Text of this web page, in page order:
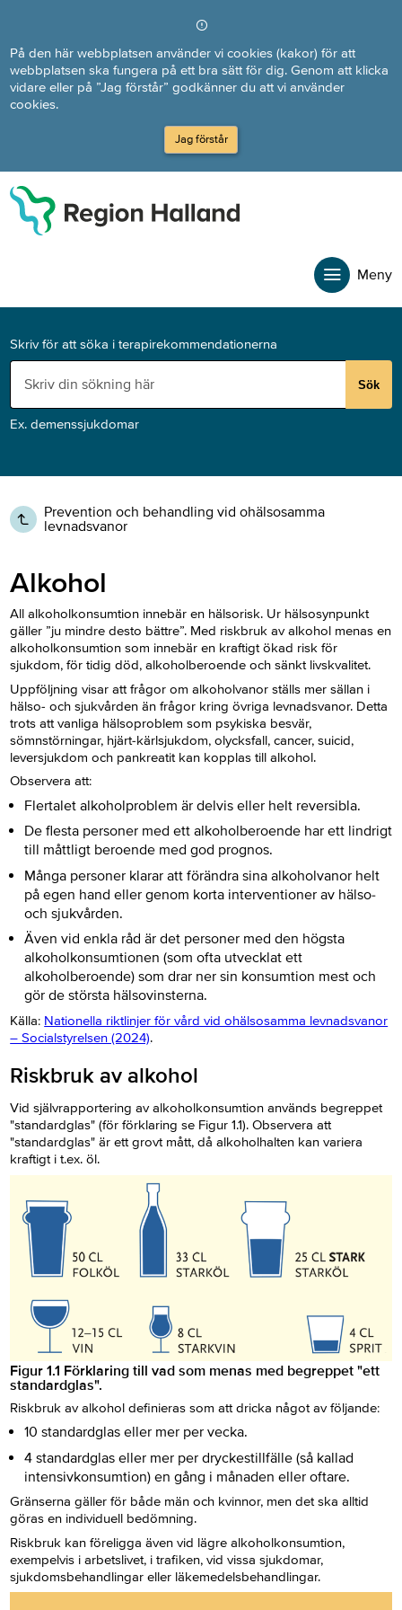
På den här webbplatsen använder vi cookies (kakor) för att
webbplatsen ska fungera på ett bra sätt för dig. Genom att klicka
vidare eller på ”Jag förstår” godkänner du att vi använder
cookies.
Jag förstår
Meny
Skriv för att söka i terapirekommendationerna
Sök
Ex. demenssjukdomar
Prevention och behandling vid ohälsosamma
levnadsvanor
Alkohol
All alkoholkonsumtion innebär en hälsorisk. Ur hälsosynpunkt
gäller ”ju mindre desto bättre”. Med riskbruk av alkohol menas en
alkoholkonsumtion som innebär en kraftigt ökad risk för
sjukdom, för tidig död, alkoholberoende och sänkt livskvalitet.
Uppföljning visar att frågor om alkoholvanor ställs mer sällan i
hälso- och sjukvården än frågor kring övriga levnadsvanor. Detta
trots att vanliga hälsoproblem som psykiska besvär,
sömnstörningar, hjärt-kärlsjukdom, olycksfall, cancer, suicid,
leversjukdom och pankreatit kan kopplas till alkohol.
Observera att:
Flertalet alkoholproblem är delvis eller helt reversibla.
De flesta personer med ett alkoholberoende har ett lindrigt
till måttligt beroende med god prognos.
Många personer klarar att förändra sina alkoholvanor helt
på egen hand eller genom korta interventioner av hälso-
och sjukvården.
Även vid enkla råd är det personer med den högsta
alkoholkonsumtionen (som ofta utvecklat ett
alkoholberoende) som drar ner sin konsumtion mest och
gör de största hälsovinsterna.
Källa: Nationella riktlinjer för vård vid ohälsosamma levnadsvanor
– Socialstyrelsen (2024).
Riskbruk av alkohol
Vid självrapportering av alkoholkonsumtion används begreppet
"standardglas" (för förklaring se Figur 1.1). Observera att
"standardglas" är ett grovt mått, då alkoholhalten kan variera
kraftigt i t.ex. öl.
Figur 1.1 Förklaring till vad som menas med begreppet "ett
standardglas".
Riskbruk av alkohol definieras som att dricka något av följande:
10 standardglas eller mer per vecka.
4 standardglas eller mer per dryckestillfälle (så kallad
intensivkonsumtion) en gång i månaden eller oftare.
Gränserna gäller för både män och kvinnor, men det ska alltid
göras en individuell bedömning.
Riskbruk kan föreligga även vid lägre alkoholkonsumtion,
exempelvis i arbetslivet, i trafiken, vid vissa sjukdomar,
sjukdomsbehandlingar eller läkemedelsbehandlingar.